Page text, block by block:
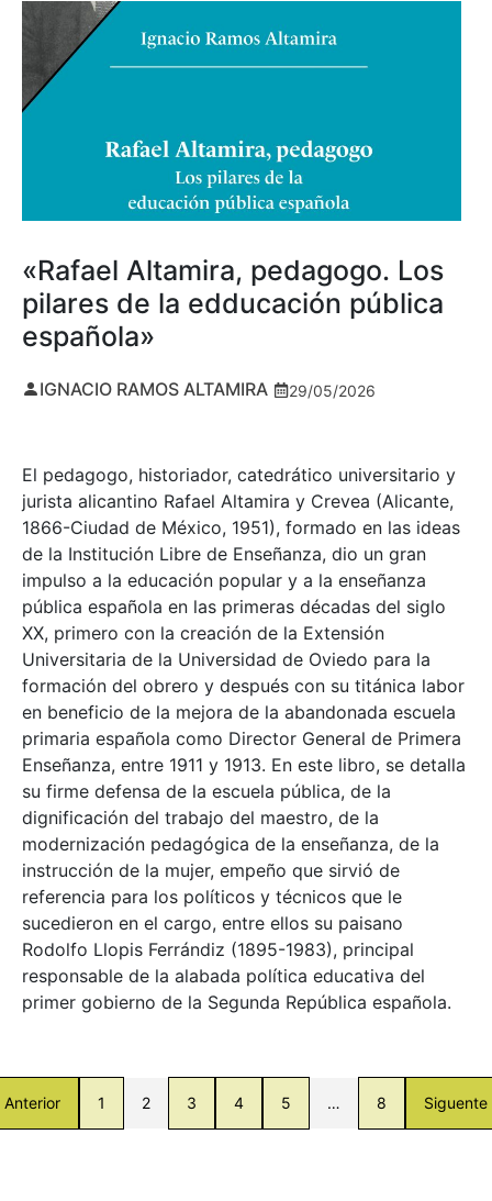
«Rafael Altamira, pedagogo. Los
pilares de la edducación pública
española»
IGNACIO RAMOS ALTAMIRA 29/05/2026
El pedagogo, historiador, catedrático universitario y
jurista alicantino Rafael Altamira y Crevea (Alicante,
1866-Ciudad de México, 1951), formado en las ideas
de la Institución Libre de Enseñanza, dio un gran
impulso a la educación popular y a la enseñanza
pública española en las primeras décadas del siglo
XX, primero con la creación de la Extensión
Universitaria de la Universidad de Oviedo para la
formación del obrero y después con su titánica labor
en beneficio de la mejora de la abandonada escuela
primaria española como Director General de Primera
Enseñanza, entre 1911 y 1913. En este libro, se detalla
su firme defensa de la escuela pública, de la
dignificación del trabajo del maestro, de la
modernización pedagógica de la enseñanza, de la
instrucción de la mujer, empeño que sirvió de
referencia para los políticos y técnicos que le
sucedieron en el cargo, entre ellos su paisano
Rodolfo Llopis Ferrándiz (1895-1983), principal
responsable de la alabada política educativa del
primer gobierno de la Segunda República española.
Anterior 1 2 3 4 5 … 8 Siguente